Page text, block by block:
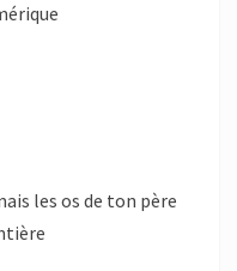
les os de ton père